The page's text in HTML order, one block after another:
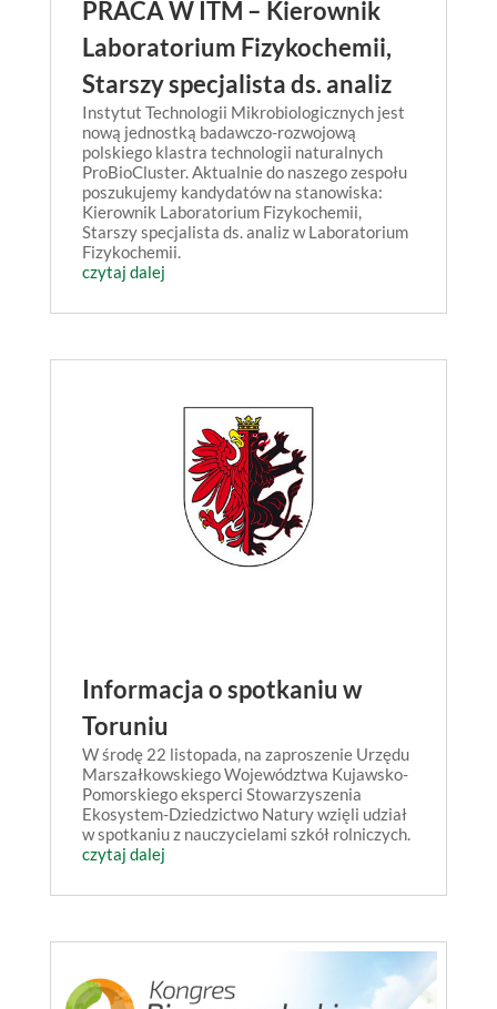
PRACA W ITM – Kierownik
Laboratorium Fizykochemii,
Starszy specjalista ds. analiz
Instytut Technologii Mikrobiologicznych jest
nową jednostką badawczo-rozwojową
polskiego klastra technologii naturalnych
ProBioCluster. Aktualnie do naszego zespołu
poszukujemy kandydatów na stanowiska:
Kierownik Laboratorium Fizykochemii,
Starszy specjalista ds. analiz w Laboratorium
Fizykochemii.
czytaj dalej
Informacja o spotkaniu w
Toruniu
W środę 22 listopada, na zaproszenie Urzędu
Marszałkowskiego Województwa Kujawsko-
Pomorskiego eksperci Stowarzyszenia
Ekosystem-Dziedzictwo Natury wzięli udział
w spotkaniu z nauczycielami szkół rolniczych.
czytaj dalej